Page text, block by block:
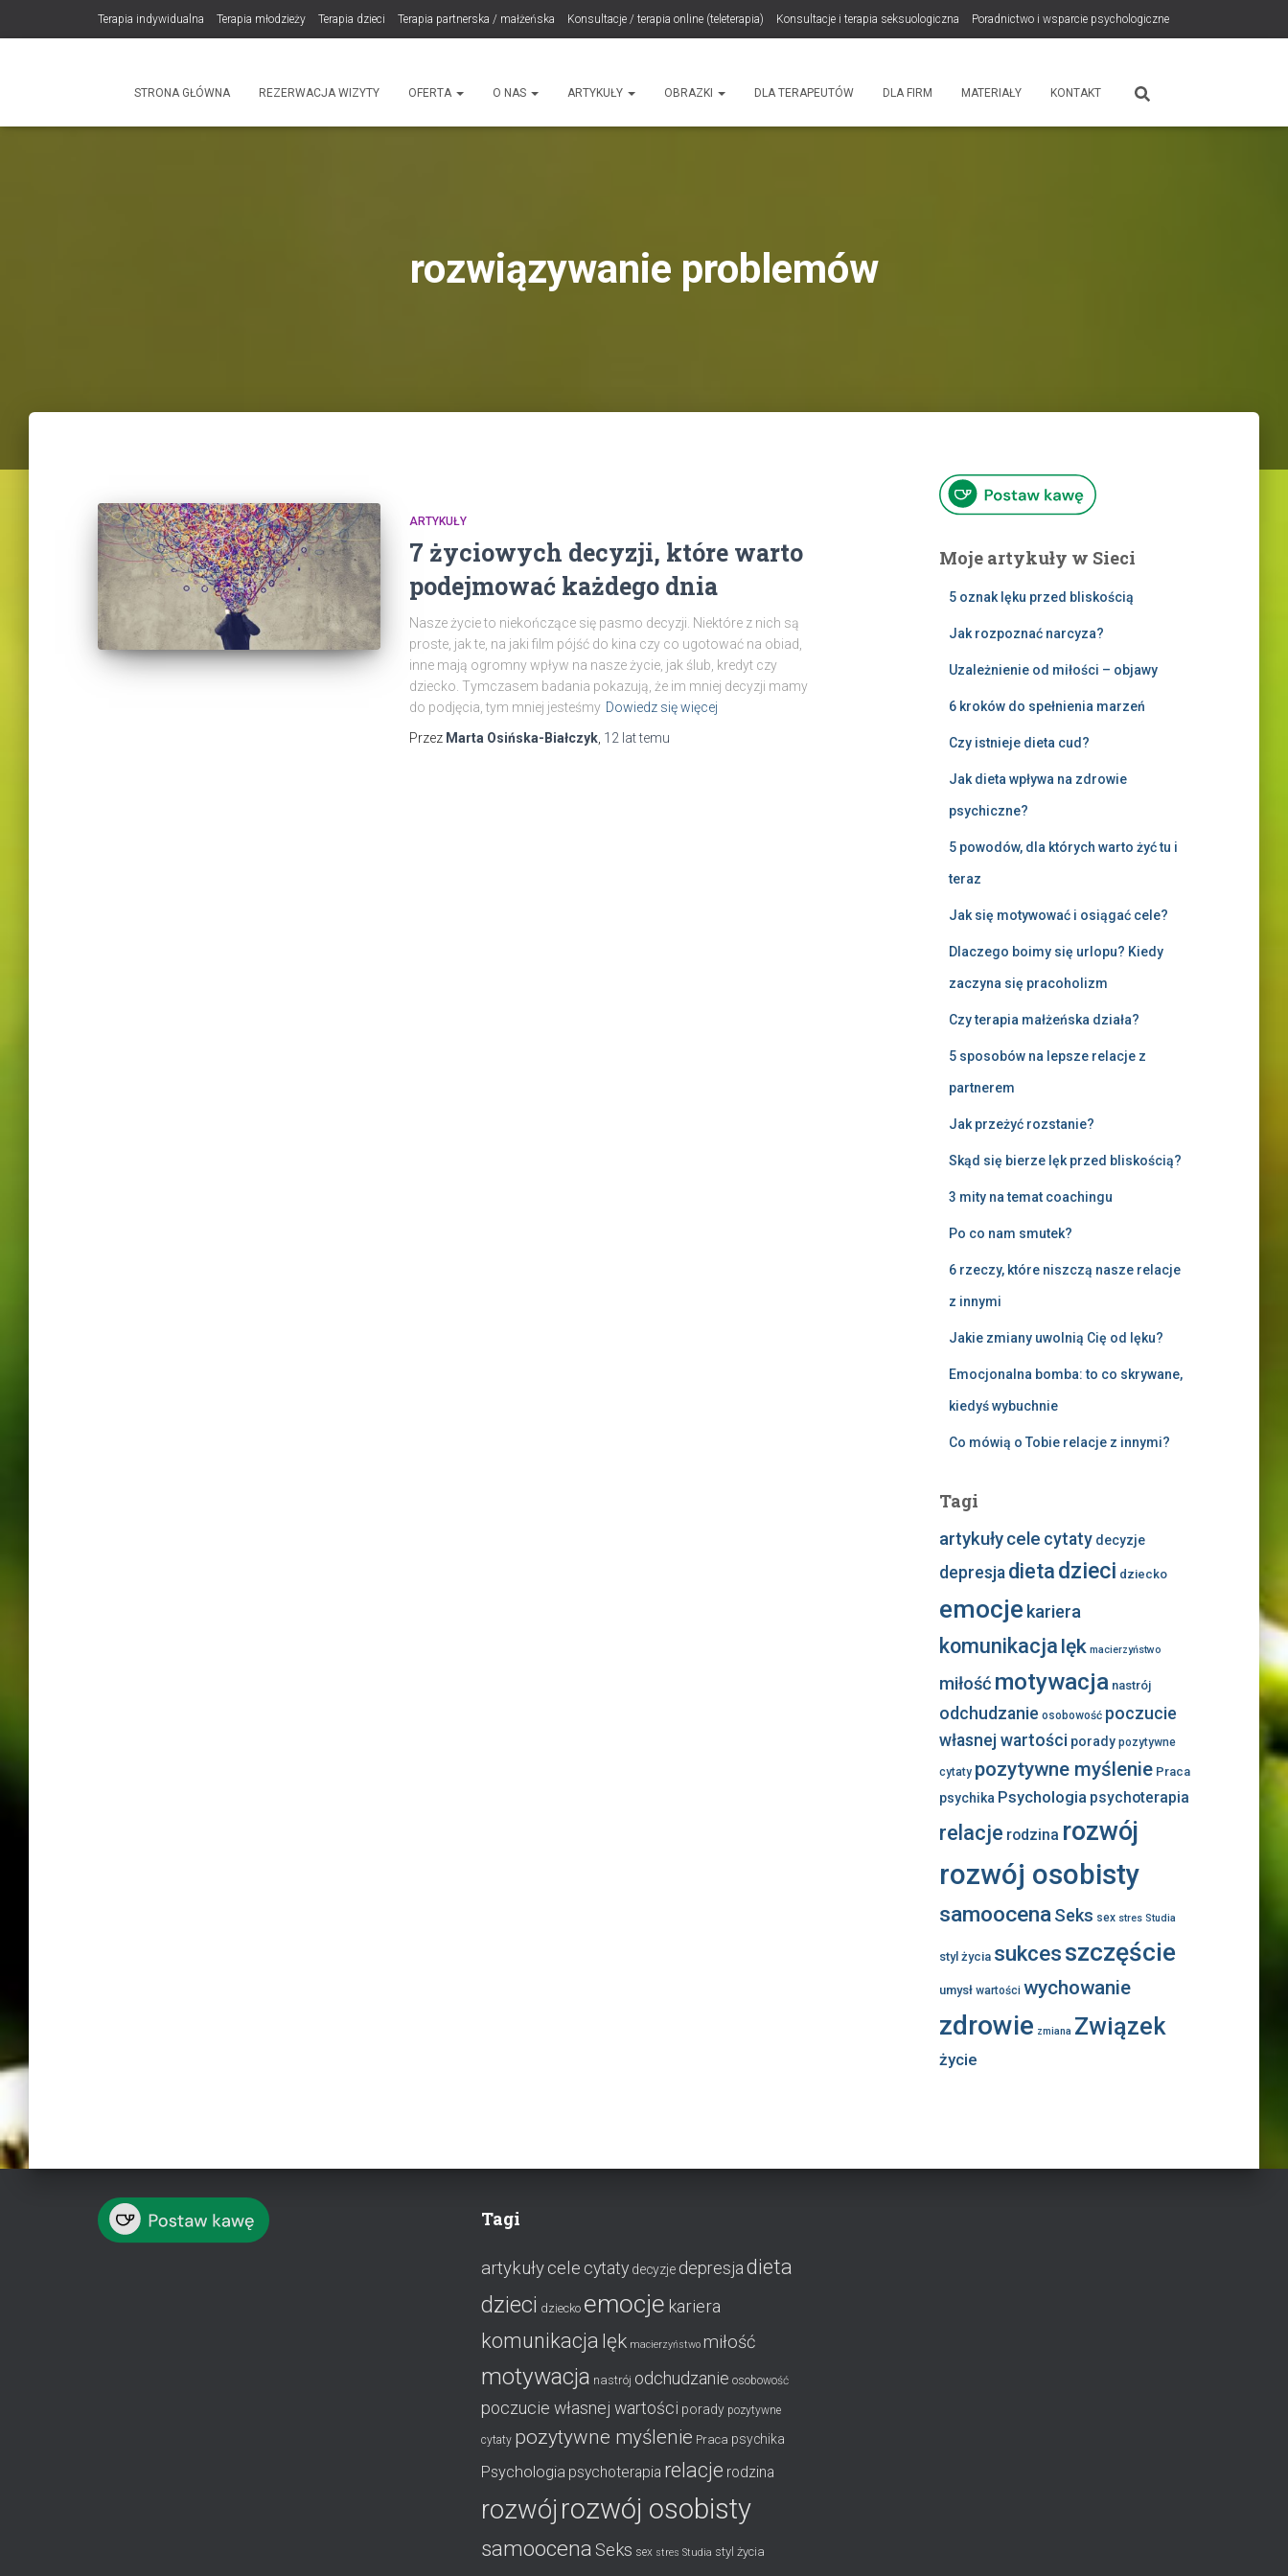
Terapia indywidualna Terapia młodzieży Terapia dzieci Terapia partnerska / małżeńska Konsultacje / terapia online (teleterapia) Konsultacje i terapia seksuologiczna Poradnictwo i wsparcie psychologiczne
ProduktySTRONA GŁÓWNA REZERWACJA WIZYTY OFERTA O NAS ARTYKUŁY OBRAZKI DLA TERAPEUTÓW DLA FIRM MATERIAŁY KONTAKT
rozwiązywanie problemów
ARTYKUŁY
7 życiowych decyzji, które warto
podejmować każdego dnia
Nasze życie to niekończące się pasmo decyzji. Niektóre z nich są
proste, jak te, na jaki film pójść do kina czy co ugotować na obiad,
inne mają ogromny wpływ na nasze życie, jak ślub, kredyt czy
dziecko. Tymczasem badania pokazują, że im mniej decyzji mamy
do podjęcia, tym mniej jesteśmy Dowiedz się więcej
Przez Marta Osińska-Białczyk 12 lattemu
Moje artykuły w Sieci
5 oznak lęku przed bliskością
Jak rozpoznać narcyza?
Uzależnienie od miłości – objawy
6 kroków do spełnienia marzeń
Czy istnieje dieta cud?
Jak dieta wpływa na zdrowie
psychiczne?
5 powodów, dla których warto żyć tu i
teraz
Jak się motywować i osiągać cele?
Dlaczego boimy się urlopu? Kiedy
zaczyna się pracoholizm
Czy terapia małżeńska działa?
5 sposobów na lepsze relacje z
partnerem
Jak przeżyć rozstanie?
Skąd się bierze lęk przed bliskością?
3 mity na temat coachingu
Po co nam smutek?
6 rzeczy, które niszczą nasze relacje
z innymi
Jakie zmiany uwolnią Cię od lęku?
Emocjonalna bomba: to co skrywane,
kiedyś wybuchnie
Co mówią o Tobie relacje z innymi?
Tagi
artykuły cele cytaty decyzje
depresja dieta dzieci dziecko
emocje kariera
komunikacja lęk macierzyństwo
miłość motywacja nastrój
odchudzanie osobowość poczucie
własnej wartości porady pozytywne
cytaty pozytywne myślenie Praca
psychika Psychologia psychoterapia
relacje rodzina rozwój
rozwój osobisty
samoocena Seks sex stres Studia
styl życia sukcesszczęście
umysł wartości wychowanie
zdrowie zmiana Związek
życie
Tagi
artykułycele cytaty decyzje depresja dieta
dzieci dziecko emocje kariera
komunikacja lęk macierzyństwo miłość
motywacja nastrój odchudzanie osobowość
poczucie własnej wartości porady pozytywne
cytaty pozytywne myślenie Praca psychika
Psychologia psychoterapia relacje rodzina
rozwój rozwój osobisty
samoocena Seks sex stres Studia styl życia